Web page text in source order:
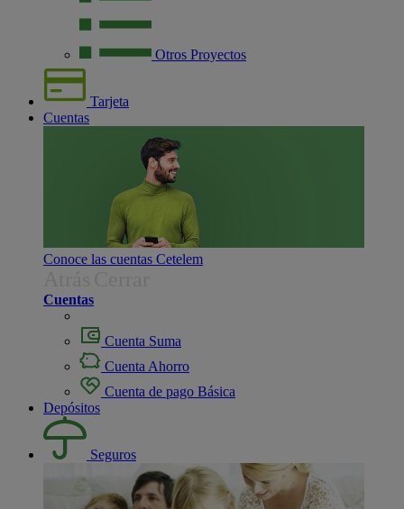
Otros Proyectos
Tarjeta
Cuentas
Conoce las cuentas Cetelem
Cuentas
Cuenta Suma
Cuenta Ahorro
Cuenta de pago Básica
Depósitos
Seguros